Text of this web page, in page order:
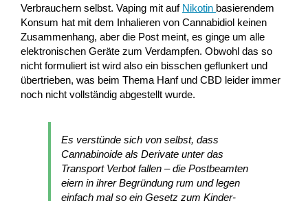
Verbrauchern selbst. Vaping mit auf Nikotin basierendem
Konsum hat mit dem Inhalieren von Cannabidiol keinen
Zusammenhang, aber die Post meint, es ginge um alle
elektronischen Geräte zum Verdampfen. Obwohl das so
nicht formuliert ist wird also ein bisschen geflunkert und
übertrieben, was beim Thema Hanf und CBD leider immer
noch nicht vollständig abgestellt wurde.
Es verstünde sich von selbst, dass
Cannabinoide als Derivate unter das
Transport Verbot fallen – die Postbeamten
eiern in ihrer Begründung rum und legen
einfach mal so ein Gesetz zum Kinder-